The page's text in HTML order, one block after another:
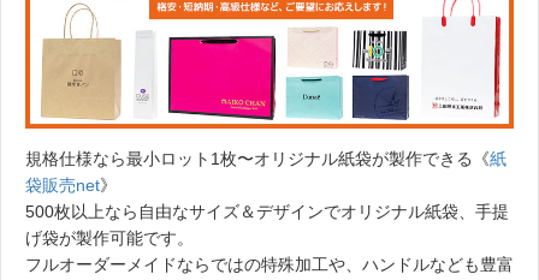
規格仕様なら最小ロット1枚〜オリジナル紙袋が製作できる《紙
袋販売net》
500枚以上なら自由なサイズ＆デザインでオリジナル紙袋、手提
げ袋が製作可能です。
フルオーダーメイドならではの特殊加工や、ハンドルなども豊富